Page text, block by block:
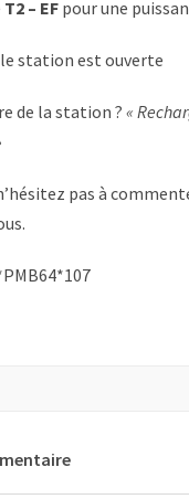
T2 – EF pour une
station est ouverte
de la station ? «
pas à